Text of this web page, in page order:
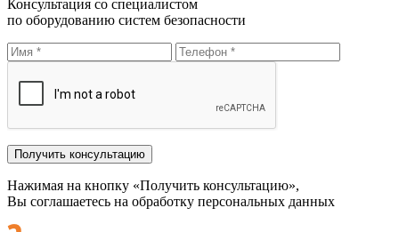
Консультация со специалистом
по оборудованию систем безопасности
Нажимая на кнопку «Получить консультацию»,
Вы соглашаетесь на обработку персональных данных